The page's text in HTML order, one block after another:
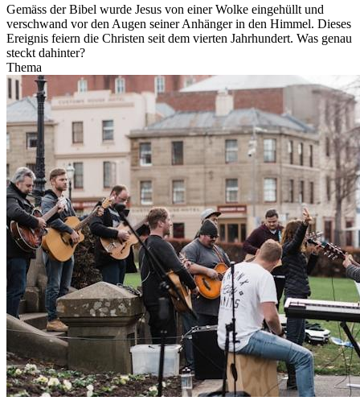
Gemäss der Bibel wurde Jesus von einer Wolke eingehüllt und
verschwand vor den Augen seiner Anhänger in den Himmel. Dieses
Ereignis feiern die Christen seit dem vierten Jahrhundert. Was genau
steckt dahinter?
Thema